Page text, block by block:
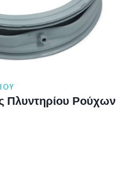
Πλυντηρίου Ρούχων